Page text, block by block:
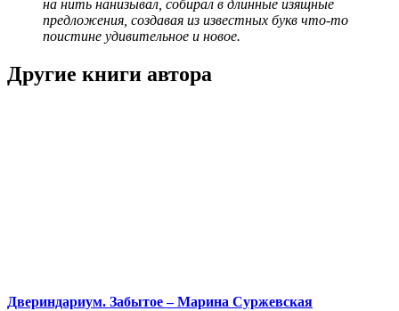
на нить нанизывал, собирал в длинные изящные
предложения, создавая из известных букв что-то
поистине удивительное и новое.
Другие книги автора
Двериндариум. Забытое – Марина Суржевская